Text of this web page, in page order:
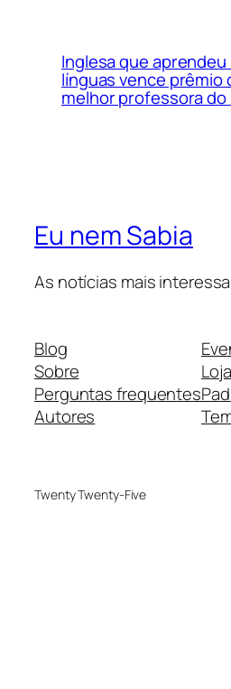
Inglesa que aprendeu
línguas vence prêmio
melhor professora do
Eu nem Sabia
As notícias mais
Blog
Sobre
Perguntas frequentes
Autores
Loja
Twenty Twenty-Five